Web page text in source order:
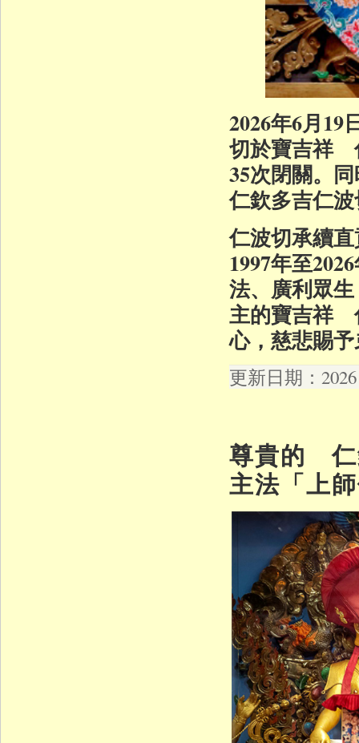
2026年6月
切於寶吉祥
35次閉關。
仁欽多吉仁
仁波切承續
1997年至
法、廣利眾
主的寶吉祥
心，慈悲賜
更新日期：
尊貴的 仁
主法「上